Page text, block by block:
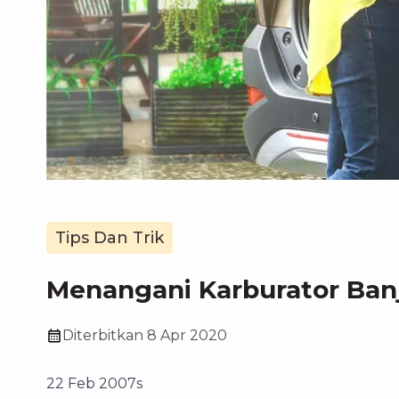
Tips Dan Trik
Menangani Karburator
Diterbitkan 8 Apr 2020
22 Feb 2007s